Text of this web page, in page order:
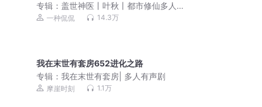
专辑：盖世神医丨叶秋丨都市修仙多人
有声剧丨一种侃侃
一种侃侃 14.3万
我在末世有套房652进化之路
专辑：我在末世有套房| 多人有声剧
摩崖时刻 1.1万